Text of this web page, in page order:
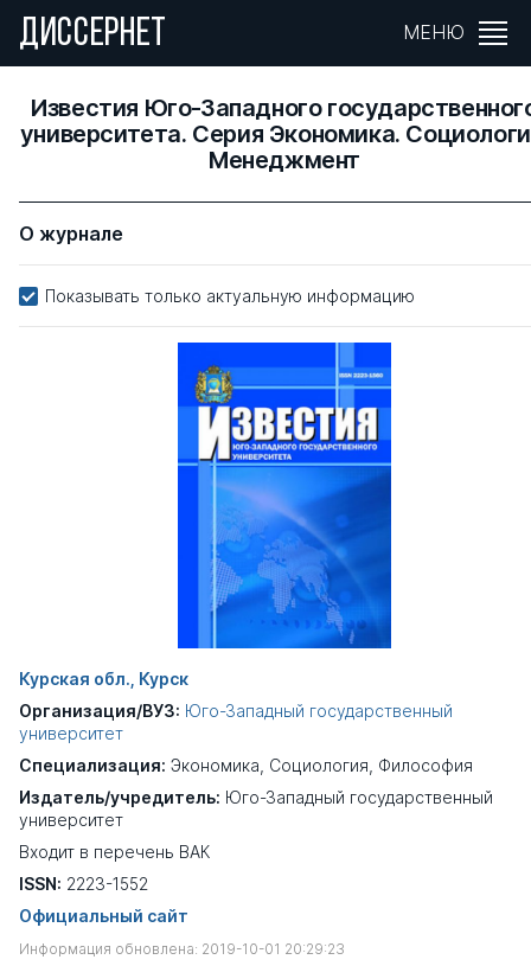
ДИССЕРНЕТ МЕНЮ
Известия Юго-Западного
университета. Серия Экономика.
Менеджмент
О журнале
Показывать только актуальную информацию
Курская обл., Курск
Организация/ВУЗ: Юго-Западный государственный
университет
Специализация: Экономика Социология Философия
Издатель/учредитель: Юго-Западный государственный
университет
Входит в перечень ВАК
ISSN: 2223-1552
Официальный сайт
Информация обновлена: 2019-10-01 20:29:23